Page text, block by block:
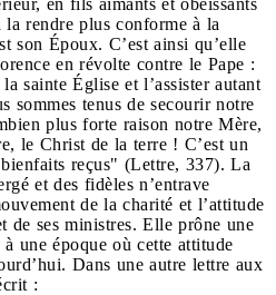
rendre plus conforme à la
Époux. C’est ainsi qu’elle
en révolte contre le Pape :
sainte Église et l’assister autant
sommes tenus de secourir notre
plus forte raison notre Mère,
le Christ de la terre ! C’est un
reçus" (Lettre, 337). La
et des fidèles n’entrave
de la charité et l’attitude
de ses ministres. Elle prône une
une époque où cette attitude
Dans une autre lettre aux
: